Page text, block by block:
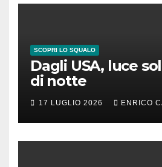
SCOPRI LO SQUALO
Dagli USA, luce
di notte
17 LUGLIO 2026 ENRICO